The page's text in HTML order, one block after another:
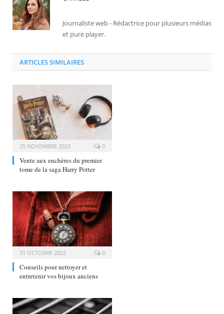
Journaliste web - Rédactrice pour plusieurs médias
et pure player.
ARTICLES SIMILAIRES
25 NOVEMBRE 2022 0
Vente aux enchères du premier
tome de la saga Harry Potter
31 OCTOBRE 2022 0
Conseils pour nettoyer et
entretenir vos bijoux anciens